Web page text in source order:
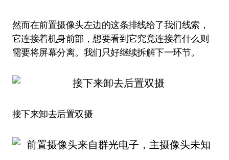
然而在前置摄像头左边的这条排线给了我们线索，
它连接着机身前部，想要看到它究竟连接着什么则
需要将屏幕分离。我们只好继续拆解下一环节。
接下来卸去后置双摄